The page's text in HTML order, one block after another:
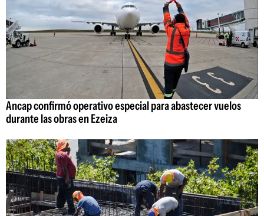
Ancap confirmó operativo especial para abastecer vuelos
durante las obras en Ezeiza